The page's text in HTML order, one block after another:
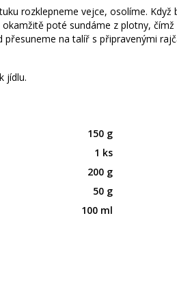
rozklepneme vejce, osolíme. Když
poté sundáme z plotny, čímž
přesuneme na talíř s připravenými
jídlu.
150 g
1 ks
200 g
50 g
100 ml